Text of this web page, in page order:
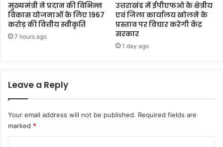
मुख्यमंत्री ने प्रदान की विभिन्न
विकास योजनाओं के लिए 1967
करोड़ की वित्तीय स्वीकृति
7 hours ago
उत्तराखंड में ईपीएफओ के क्षेत्रीय
एवं जिला कार्यालय खोलने के
प्रस्ताव पर विचार करेगी केंद्र
सरकार
1 day ago
Leave a Reply
Your email address will not be published. Required fields are
marked *